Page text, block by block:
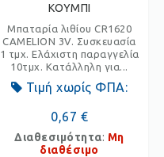
ΚΟΥΜΠΙ
Μπαταρία λιθίου CR1620
CAMELION 3V. Συσκευασία
1 τμχ. Ελάχιστη παραγγελία
10τμχ. Κατάλληλη για...
Τιμή χωρίς ΦΠΑ:
0,67 €
Διαθεσιμότητα: Μη
διαθέσιμο